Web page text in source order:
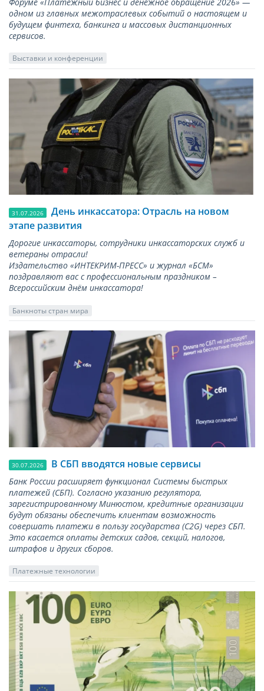
одном из главных межотраслевых событий о настоящем и
будущем финтеха, банкинга и массовых дистанционных
сервисов.
Выставки и конференции
31.07.2026
День инкассатора: Отрасль на новом
этапе развития
Дорогие инкассаторы, сотрудники инкассаторских служб и
ветераны отрасли!
Издательство «ИНТЕКРИМ-ПРЕСС» и журнал «БСМ»
поздравляют вас с профессиональным праздником –
Всероссийским днём инкассатора!
Банкноты стран мира
30.07.2026 В СБП вводятся новые сервисы
Банк России расширяет функционал Системы быстрых
платежей (СБП). Согласно указанию регулятора,
зарегистрированному Минюстом, кредитные организации
будут обязаны обеспечить клиентам возможность
совершать платежи в пользу государства (С2G) через СБП.
Это касается оплаты детских садов, секций, налогов,
штрафов и других сборов.
Платежные технологии